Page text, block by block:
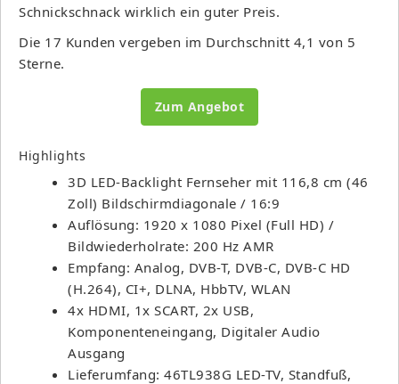
Schnickschnack wirklich ein guter Preis.
Die 17 Kunden vergeben im Durchschnitt 4,1 von 5
Sterne.
Zum Angebot
Highlights
3D LED-Backlight Fernseher mit 116,8 cm (46
Zoll) Bildschirmdiagonale / 16:9
Auflösung: 1920 x 1080 Pixel (Full HD) /
Bildwiederholrate: 200 Hz AMR
Empfang: Analog, DVB-T, DVB-C, DVB-C HD
(H.264), CI+, DLNA, HbbTV, WLAN
4x HDMI, 1x SCART, 2x USB,
Komponenteneingang, Digitaler Audio
Ausgang
Lieferumfang: 46TL938G LED-TV, Standfuß,